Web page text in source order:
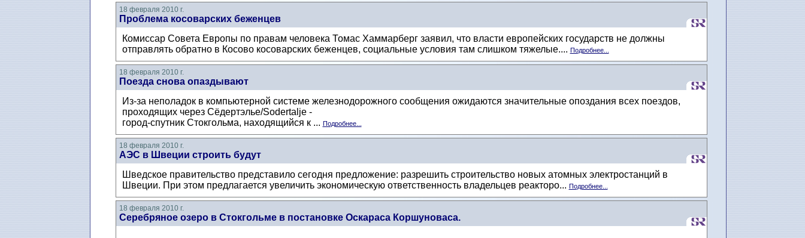
18 февраля 2010 г.
Проблема косоварских беженцев
Комиссар Совета Европы по правам человека Томас Хаммарберг заявил, что власти европейских государств не должны
отправлять обратно в Косово косоварских беженцев, социальные условия там слишком тяжелые.... Подробнее...
18 февраля 2010 г.
Поезда снова опаздывают
Из-за неполадок в компьютерной системе железнодорожного сообщения ожидаются значительные опоздания всех поездов,
проходящих через Сёдертэлье/Sodertalje -
город-спутник Стокгольма, находящийся к ... Подробнее...
18 февраля 2010 г.
АЭС в Швеции строить будут
Шведское правительство представило сегодня предложение: разрешить строительство новых атомных электростанций в
Швеции. При этом предлагается увеличить экономическую ответственность владельцев реакторо... Подробнее...
18 февраля 2010 г.
Серебряное озеро в Стокгольме в постановке Оскараса Коршуноваса.